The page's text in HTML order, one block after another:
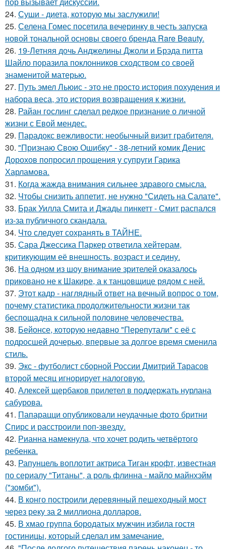
24. Суши - диета, которую мы заслужили!
25. Селена Гомес посетила вечеринку в честь запуска
новой тональной основы своего бренда Rare Beauty.
26. 19-Летняя дочь Анджелины Джоли и Брэда питта
Шайло поразила поклонников сходством со своей
знаменитой матерью.
27. Путь эмел Льюис - это не просто история похудения и
набора веса, это история возвращения к жизни.
28. Райан гослинг сделал редкое признание о личной
жизни с Евой мендес.
29. Парадокс вежливости: необычный визит грабителя.
30. "Признаю Свою Ошибку" - 38-летний комик Денис
Дорохов попросил прощения у супруги Гарика
Харламова.
31. Когда жажда внимания сильнее здравого смысла.
32. Чтобы снизить аппетит, не нужно "Сидеть на Салате".
33. Брак Уилла Смита и Джады пинкетт - Смит распался
из-за публичного скандала.
34. Что следует сохранять в ТАЙНЕ.
35. Сара Джессика Паркер ответила хейтерам,
критикующим её внешность, возраст и седину.
36. На одном из шоу внимание зрителей оказалось
приковано не к Шакире, а к танцовщице рядом с ней.
37. Этот кадр - наглядный ответ на вечный вопрос о том,
почему статистика продолжительности жизни так
беспощадна к сильной половине человечества.
38. Бейонсе, которую недавно "Перепутали" с её с
подросшей дочерью, впервые за долгое время сменила
стиль.
39. Экс - футболист сборной России Дмитрий Тарасов
второй месяц игнорирует налоговую.
40. Алексей щербаков прилетел в поддержать нурлана
сабурова.
41. Папарацци опубликовали неудачные фото бритни
Спирс и расстроили поп-звезду.
42. Рианна намекнула, что хочет родить четвёртого
ребенка.
43. Рапунцель воплотит актриса Тиган крофт, известная
по сериалу "Титаны", а роль флинна - майло майнхэйм
("зомби").
44. В конго построили деревянный пешеходный мост
через реку за 2 миллиона долларов.
45. В хмао группа бородатых мужчин избила гостя
гостиницы, который сделал им замечание.